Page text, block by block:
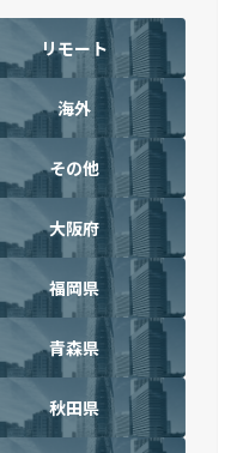
リモート
海外
その他
大阪府
福岡県
青森県
秋田県